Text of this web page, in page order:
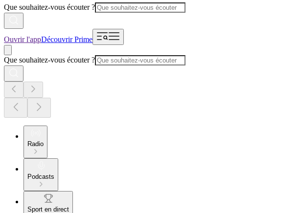
Que souhaitez-vous écouter ?
Ouvrir l'appDécouvrir Prime
Que souhaitez-vous écouter ?
Radio
Podcasts
Sport en direct